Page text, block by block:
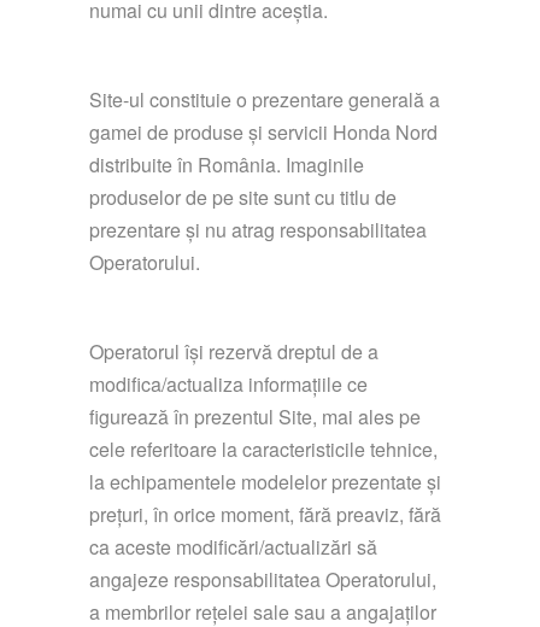
numai cu unii dintre aceștia.
Site-ul constituie o prezentare generală a
gamei de produse și servicii Honda Nord
distribuite în România. Imaginile
produselor de pe site sunt cu titlu de
prezentare și nu atrag responsabilitatea
Operatorului.
Operatorul își rezervă dreptul de a
modifica/actualiza informațiile ce
figurează în prezentul Site, mai ales pe
cele referitoare la caracteristicile tehnice,
la echipamentele modelelor prezentate și
prețuri, în orice moment, fără preaviz, fără
ca aceste modificări/actualizări să
angajeze responsabilitatea Operatorului,
a membrilor rețelei sale sau a angajaților